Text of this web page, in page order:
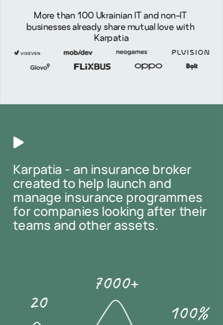
More than 100 Ukrainian IT and non-IT
businesses already share mutual love with
Karpatia
Karpatia - an insurance broker
created to help launch and
manage insurance programmes
for companies looking after their
teams and other assets.
7000+
20
100%